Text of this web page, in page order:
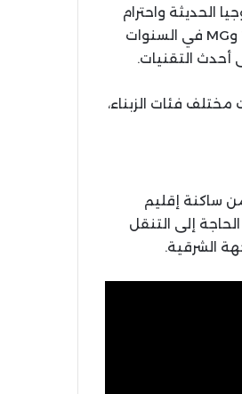
الحديثة واحترام
المعايير البيئية، لا سيما السيارات الكهربائية والهجينة. وقد نجحت علامتا TOYOTA وMG في السنوات
التقنيات.
فئات الزبناء،
ساكنة إقليم
إلى التنقل
الشرقية.